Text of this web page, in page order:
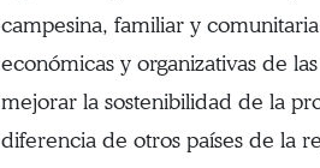
campesina, familiar y
económicas y organizativas de
mejorar la sostenibilidad de la
diferencia de otros países de la